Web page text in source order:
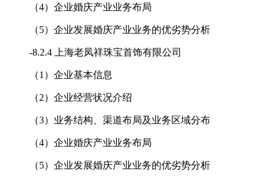
（4）企业婚庆产业业务布局
（5）企业发展婚庆产业业务的优劣势分析
-8.2.4 上海老凤祥珠宝首饰有限公司
（1）企业基本信息
（2）企业经营状况介绍
（3）业务结构、渠道布局及业务区域分布
（4）企业婚庆产业业务布局
（5）企业发展婚庆产业业务的优劣势分析